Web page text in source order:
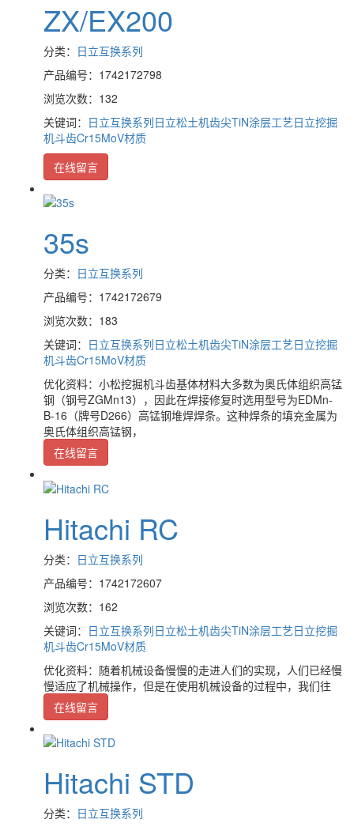
ZX/EX200
分类： 日立互换系列
产品编号：1742172798
浏览次数：132
关键词： 日立互换系列日立松土机齿尖TiN涂层工艺日立挖掘
机斗齿Cr15MoV材质
在线留言
35s
分类： 日立互换系列
产品编号：1742172679
浏览次数：183
关键词： 日立互换系列日立松土机齿尖TiN涂层工艺日立挖掘
机斗齿Cr15MoV材质
优化资料：小松挖掘机斗齿基体材料大多数为奥氏体组织高锰
钢（钢号ZGMn13），因此在焊接修复时选用型号为EDMn-
B-16（牌号D266）高锰钢堆焊焊条。这种焊条的填充金属为
奥氏体组织高锰钢，
在线留言
Hitachi RC
分类： 日立互换系列
产品编号：1742172607
浏览次数：162
关键词： 日立互换系列日立松土机齿尖TiN涂层工艺日立挖掘
机斗齿Cr15MoV材质
优化资料：随着机械设备慢慢的走进人们的实现，人们已经慢
慢适应了机械操作，但是在使用机械设备的过程中，我们往
在线留言
Hitachi STD
分类： 日立互换系列